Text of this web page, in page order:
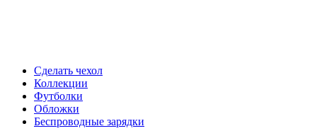
Сделать чехол
Коллекции
Футболки
Обложки
Беспроводные зарядки